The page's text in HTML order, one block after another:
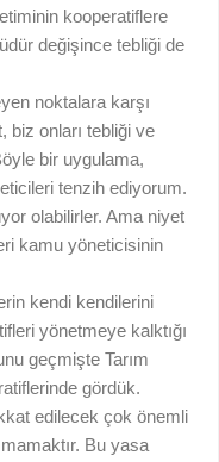
kooperatiflere
değişince tebliği de
noktalara karşı
biz onları tebliği ve
bir uygulama,
tenzih ediyorum.
olabilirler. Ama niyet
kamu yöneticisinin
kendi kendilerini
yönetmeye kalktığı
geçmişte Tarım
gördük.
edilecek çok önemli
Bu yasa